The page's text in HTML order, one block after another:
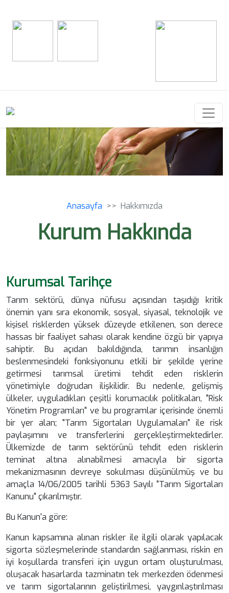
Anasayfa Hakkımızda
Kurum Hakkında
Kurumsal Tarihçe
Tarım sektörü, dünya nüfusu açısından taşıdığı kritik
önemin yanı sıra ekonomik, sosyal, siyasal, teknolojik ve
kişisel risklerden yüksek düzeyde etkilenen, son derece
hassas bir faaliyet sahası olarak kendine özgü bir yapıya
sahiptir. Bu açıdan bakıldığında, tarımın insanlığın
beslenmesindeki fonksiyonunu etkili bir şekilde yerine
getirmesi tarımsal üretimi tehdit eden risklerin
yönetimiyle doğrudan ilişkilidir. Bu nedenle, gelişmiş
ülkeler, uyguladıkları çeşitli korumacılık politikaları, "Risk
Yönetim Programları" ve bu programlar içerisinde önemli
bir yer alan; "Tarım Sigortaları Uygulamaları" ile risk
paylaşımını ve transferlerini gerçekleştirmektedirler.
Ülkemizde de tarım sektörünü tehdit eden risklerin
teminat altına alınabilmesi amacıyla bir sigorta
mekanizmasının devreye sokulması düşünülmüş ve bu
amaçla 14/06/2005 tarihli 5363 Sayılı "Tarım Sigortaları
Kanunu" çıkarılmıştır.
Bu Kanun'a göre:
Kanun kapsamına alınan riskler ile ilgili olarak yapılacak
sigorta sözleşmelerinde standardın sağlanması, riskin en
iyi koşullarda transferi için uygun ortam oluşturulması,
oluşacak hasarlarda tazminatın tek merkezden ödenmesi
ve tarım sigortalarının geliştirilmesi, yaygınlaştırılması